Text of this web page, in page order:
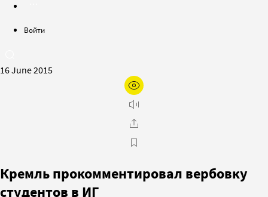
Войти
16 June 2015
Кремль прокомментировал вербовку
студентов в ИГ